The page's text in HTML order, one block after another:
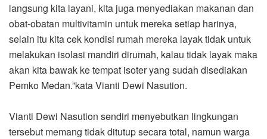
langsung kita layani, kita juga menyediakan makanan dan
obat-obatan multivitamin untuk mereka setiap harinya,
selain itu kita cek kondisi rumah mereka layak tidak untuk
melakukan isolasi mandiri dirumah, kalau tidak layak maka
akan kita bawak ke tempat isoter yang sudah disediakan
Pemko Medan.”kata Vianti Dewi Nasution.
Vianti Dewi Nasution sendiri menyebutkan lingkungan
tersebut memang tidak ditutup secara total, namun warga